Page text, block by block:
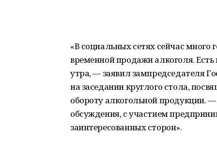
«В социальных сетях сейчас
временной продажи алкоголя. Есть
утра, — заявил зампредседателя
на заседании круглого стола,
обороту алкогольной продукции.
обсуждения, с участием
заинтересованных сторон».